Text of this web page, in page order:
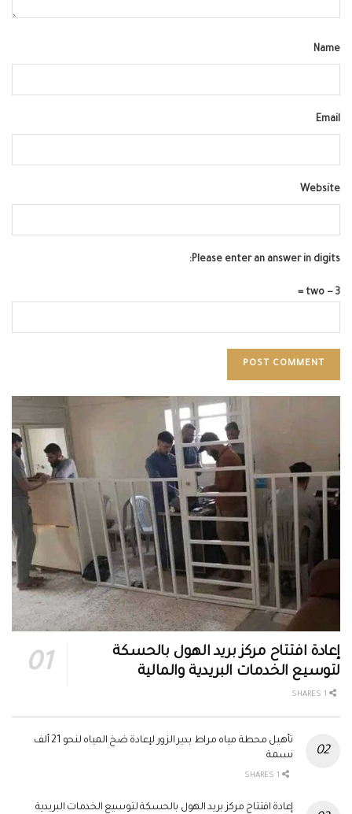
Name
Email
Website
Please enter an answer in digits:
3 − two =
إعادة افتتاح مركز بريد الهول بالحسكة
لتوسيع الخدمات البريدية والمالية
تأهيل محطة مياه مراط بدير الزور لإعادة ضخ المياه لنحو 21 ألف
نسمة
إعادة افتتاح مركز بريد الهول بالحسكة لتوسيع الخدمات البريدية